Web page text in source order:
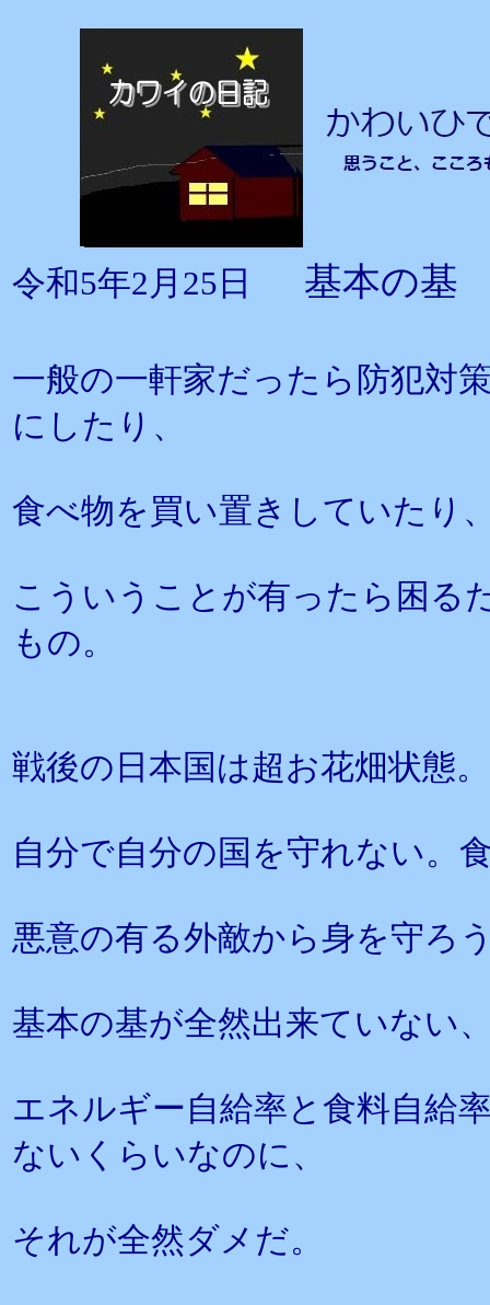
令和5年2月25日 基本の基
一般の一軒家だったら防犯対
にしたり、
食べ物を買い置きしていたり
こういうことが有ったら困る
もの。
戦後の日本国は超お花畑状態。
自分で自分の国を守れない。
悪意の有る外敵から身を守ろ
基本の基が全然出来ていない
エネルギー自給率と食料自給
ないくらいなのに、
それが全然ダメだ。